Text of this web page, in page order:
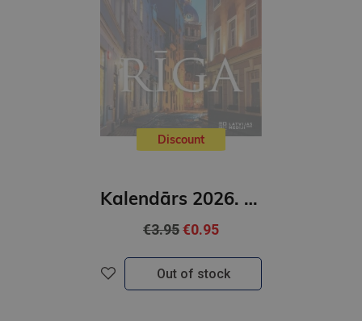
Discount
Kalendārs 2026. Rīga
€3.95€0.95
Out of stock